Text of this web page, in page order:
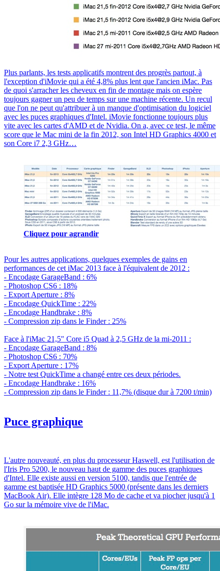
Plus parlants, les tests applicatifs montrent des progrès partout, à
l'exception d'iMovie qui a été 4,8% plus lent que l'ancien iMac. Pas
de quoi s'arracher les cheveux en fin de montage mais on espère
toujours gagner un peu de temps sur une machine récente. Un recul
que l'on ne peut qu'attribuer à un manque d'optimisation du logiciel
avec les puces graphiques d'Intel. iMovie fonctionne toujours plus
vite avec les cartes d'AMD et de Nvidia. On a, avec ce test, le même
score que le Mac mini de la fin 2012, son Intel HD Graphics 4000 et
son Core i7 2,3 GHz…
Cliquez pour agrandir
Pour les autres applications, quelques exemples de gains en
performances de cet iMac 2013 face à l'équivalent de 2012 :
- Encodage GarageBand : 6%
- Photoshop CS6 : 18%
- Export Aperture : 8%
- Encodage QuickTime : 22%
- Encodage Handbrake : 8%
- Compression zip dans le Finder : 25%
Face à l'iMac 21,5" Core i5 Quad à 2,5 GHz de la mi-2011 :
- Encodage GarageBand : 8%
- Photoshop CS6 : 70%
- Export Aperture : 17%
- Notre test QuickTime a changé entre ces deux périodes.
- Encodage Handbrake : 16%
- Compression zip dans le Finder : 11,7% (disque dur à 7200 t/min)
Puce graphique
L'autre nouveauté, en plus du processeur Haswell, est l'utilisation de
l'Iris Pro 5200, le nouveau haut de gamme des puces graphiques
d'Intel. Elle existe aussi en version 5100, tandis que l'entrée de
gamme est baptisée HD Graphics 5000 (présente dans les derniers
MacBook Air). Elle intègre 128 Mo de cache et va piocher jusqu'à 1
Go sur la mémoire vive de l'iMac.